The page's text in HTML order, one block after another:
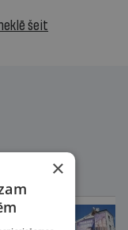
šeit
×